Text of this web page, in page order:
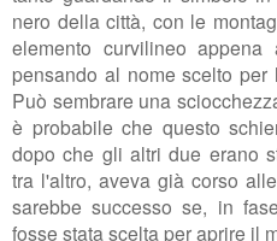
nero della città, con le
elemento curvilineo
pensando al nome scelto per
Può sembrare una
è probabile che questo
dopo che gli altri due erano
tra l'altro, aveva già corso
sarebbe successo se, in
fosse stata scelta per aprire il